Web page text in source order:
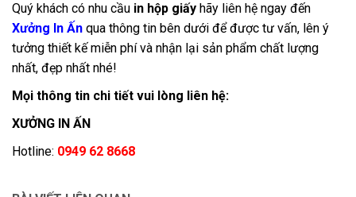
Quý khách có nhu cầu in hộp giấy hãy liên hệ ngay đến
Xưởng In Ấn qua thông tin bên dưới để được tư vấn, lên ý
tưởng thiết kế miễn phí và nhận lại sản phẩm chất lượng
nhất, đẹp nhất nhé!
Mọi thông tin chi tiết vui lòng liên hệ:
XƯỞNG IN ẤN
Hotline: 0949 62 8668